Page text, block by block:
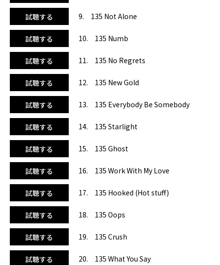
試聴する 9. 135 Not Alone
試聴する 10. 135 Numb
試聴する 11. 135 No Regrets
試聴する 12. 135 New Gold
試聴する 13. 135 Everybody Be Somebody
試聴する 14. 135 Starlight
試聴する 15. 135 Ghost
試聴する 16. 135 Work With My Love
試聴する 17. 135 Hooked (Hot stuff)
試聴する 18. 135 Oops
試聴する 19. 135 Crush
試聴する 20. 135 What You Say